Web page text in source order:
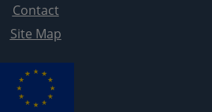
Contact
Site Map